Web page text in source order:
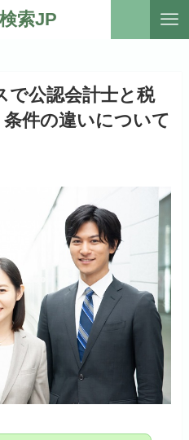
索JP
で公認会計士と税
件の違いについて